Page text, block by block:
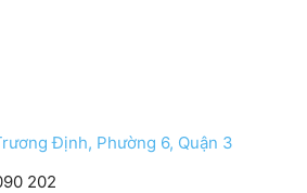
Định, Phường 6, Quận 3
202